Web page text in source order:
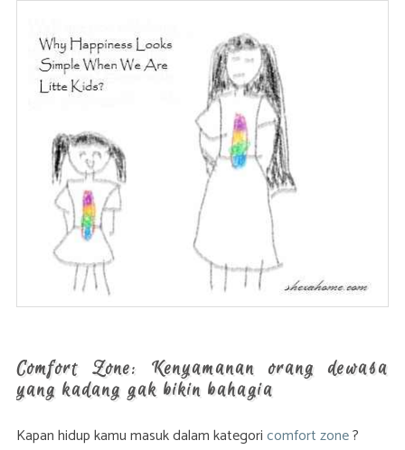
Comfort Zone: Kenyamanan orang dewasa
yang kadang gak bikin bahagia
Kapan hidup kamu masuk dalam kategoricomfort zone?